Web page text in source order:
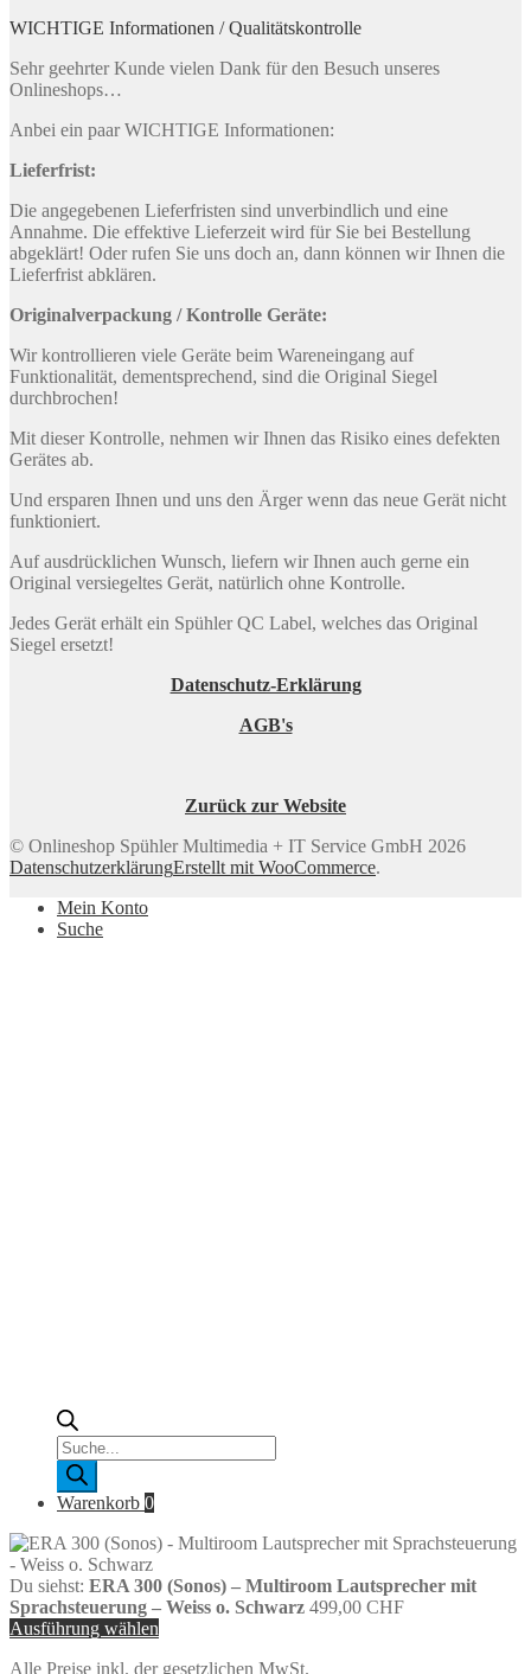
WICHTIGE Informationen / Qualitätskontrolle
Sehr geehrter Kunde vielen Dank für den Besuch unseres
Onlineshops…
Anbei ein paar WICHTIGE Informationen:
Lieferfrist:
Die angegebenen Lieferfristen sind unverbindlich und eine
Annahme. Die effektive Lieferzeit wird für Sie bei Bestellung
abgeklärt! Oder rufen Sie uns doch an, dann können wir Ihnen die
Lieferfrist abklären.
Originalverpackung / Kontrolle Geräte:
Wir kontrollieren viele Geräte beim Wareneingang auf
Funktionalität, dementsprechend, sind die Original Siegel
durchbrochen!
Mit dieser Kontrolle, nehmen wir Ihnen das Risiko eines defekten
Gerätes ab.
Und ersparen Ihnen und uns den Ärger wenn das neue Gerät nicht
funktioniert.
Auf ausdrücklichen Wunsch, liefern wir Ihnen auch gerne ein
Original versiegeltes Gerät, natürlich ohne Kontrolle.
Jedes Gerät erhält ein Spühler QC Label, welches das Original
Siegel ersetzt!
Datenschutz-Erklärung
AGB's
Zurück zur Website
© Onlineshop Spühler Multimedia + IT Service GmbH 2026
DatenschutzerklärungErstellt mit WooCommerce.
Mein Konto
Suche
Products
search
Warenkorb 0
Du siehst: ERA 300 (Sonos) – Multiroom Lautsprecher mit
Sprachsteuerung – Weiss o. Schwarz 499,00 CHF
Ausführung wählen
Alle Preise inkl. der gesetzlichen MwSt.